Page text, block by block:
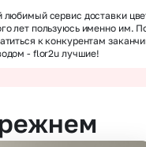
любимый сервис доставки
лет пользуюсь именно им.
к конкурентам
- flor2u лучшие!